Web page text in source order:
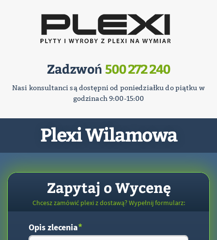
Zadzwoń 500 272 240
Nasi konsultanci są dostępni od poniedziałku do piątku w
godzinach 9:00-15:00
Plexi Wilamowa
Zapytaj o Wycenę
Chcesz zamówić plexi z dostawą? Wypełnij formularz:
Opis zlecenia*